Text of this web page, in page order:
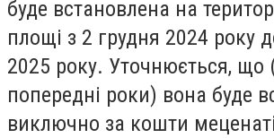
буде встановлена на
площі з 2 грудня 2024 року
2025 року. Уточнюється, що
попередні роки) вона буде
виключно за кошти